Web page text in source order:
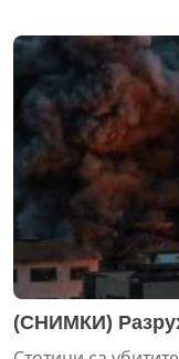
(СНИМКИ)